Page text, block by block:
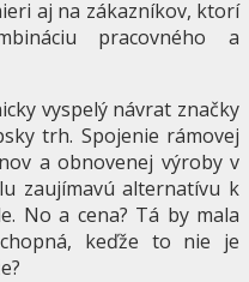
aj na zákazníkov, ktorí
pracovného a
vyspelý návrat značky
trh. Spojenie rámovej
a obnovenej výroby v
zaujímavú alternatívu k
No a cena? Tá by mala
keďže to nie je